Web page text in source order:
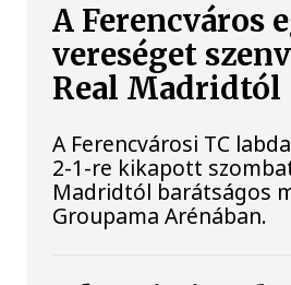
A Ferencváros
vereséget
Real Madridtól
A Ferencvárosi TC
2-1-re kikapott
Madridtól barátságos
Groupama Arénában.